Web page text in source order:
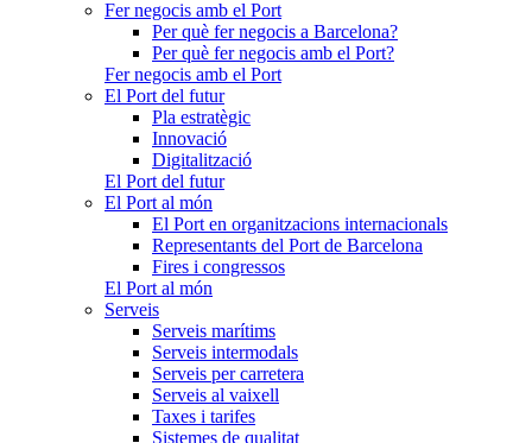
Fer negocis amb el Port
Per què fer negocis a Barcelona?
Per què fer negocis amb el Port?
Fer negocis amb el Port
El Port del futur
Pla estratègic
Innovació
Digitalització
El Port del futur
El Port al món
El Port en organitzacions internacionals
Representants del Port de Barcelona
Fires i congressos
El Port al món
Serveis
Serveis marítims
Serveis intermodals
Serveis per carretera
Serveis al vaixell
Taxes i tarifes
Sistemes de qualitat